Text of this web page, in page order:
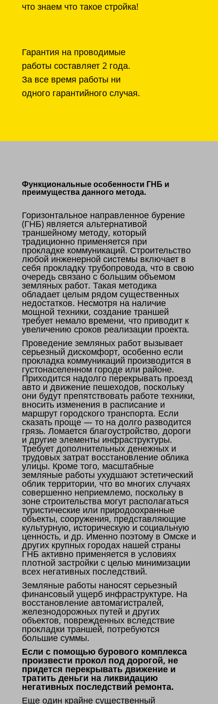
что знаем что такое стройка!
Гарантия на проводимые
работы составляет 2 года.
За все время работы ни
одного гарантийного случая.
Функциональные особенности ГНБ и
преимущества данного метода.
Горизонтальное направленное бурение
(ГНБ) является альтернативой
траншейному методу, который
традиционно применяется при
прокладке коммуникаций. Строительство
любой инженерной системы включает в
себя прокладку трубопровода, что в свою
очередь связано с большим объемом
земляных работ. Такая методика
обладает целым рядом существенных
недостатков. Несмотря на наличие
мощной техники, создание траншей
требует немало времени, что приводит к
увеличению сроков реализации проекта.
Проведение земляных работ вызывает
серьезный дискомфорт, особенно если
прокладка коммуникаций производится в
густонаселенном городе или районе.
Приходится надолго перекрывать проезд
авто и движение пешеходов, поскольку
они будут препятствовать работе техники,
вносить изменения в расписание и
маршрут городского транспорта. Если
сказать проще — то на долго разводится
грязь. Ломается благоустройство, дороги
и другие элементы инфраструктуры.
Требует дополнительных денежных и
трудовых затрат восстановление облика
улицы. Кроме того, масштабные
земляные работы ухудшают эстетический
облик территории, что во многих случаях
совершенно неприемлемо, поскольку в
зоне строительства могут располагаться
туристические или природоохранные
объекты, сооружения, представляющие
культурную, историческую и социальную
ценность, и др. Именно поэтому в Омске и
других крупных городах нашей страны
ГНБ активно применяется в условиях
плотной застройки с целью минимизации
всех негативных последствий.
Земляные работы наносят серьезный
финансовый ущерб инфраструктуре. На
восстановление автомагистралей,
железнодорожных путей и других
объектов, поврежденных вследствие
прокладки траншей, потребуются
большие суммы.
Если с помощью бурового комплекса
произвести прокол под дорогой, не
придется перекрывать движение и
тратить деньги на ликвидацию
негативных последствий ремонта.
Еще один крайне существенный